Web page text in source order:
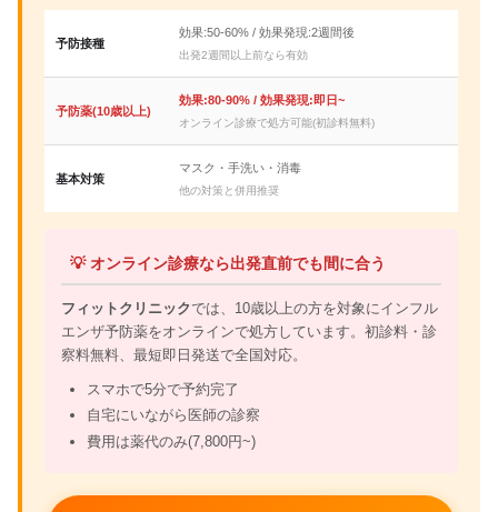
予防接種
効果:50-60% / 効果発現:2週間後
出発2週間以上前なら有効
予防薬(10歳以上)
効果:80-90% / 効果発現:即日~
オンライン診療で処方可能(初診料無料)
基本対策
マスク・手洗い・消毒
他の対策と併用推奨
💡 オンライン診療なら出発直前でも間に合う
フィットクリニックでは、10歳以上の方を対象にインフル
エンザ予防薬をオンラインで処方しています。初診料・診
察料無料、最短即日発送で全国対応。
スマホで5分で予約完了
自宅にいながら医師の診察
費用は薬代のみ(7,800円~)